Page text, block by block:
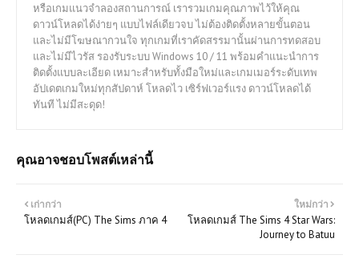
หรือเกมแนวจำลองสถานการณ์ เรารวมเกมคุณภาพไว้ให้คุณ
ดาวน์โหลดได้ง่ายๆ แบบไฟล์เดียวจบ ไม่ต้องติดตั้งหลายขั้นตอน
และไม่มีโฆษณากวนใจ ทุกเกมที่เราคัดสรรมานั้นผ่านการทดสอบ
และไม่มีไวรัส รองรับระบบ Windows 10 / 11 พร้อมคำแนะนำการ
ติดตั้งแบบละเอียด เหมาะสำหรับทั้งมือใหม่และเกมเมอร์ระดับเทพ
อัปเดตเกมใหม่ทุกสัปดาห์ โหลดไว เซิร์ฟเวอร์แรง ดาวน์โหลดได้
ทันที ไม่มีสะดุด!
คุณอาจชอบโพสต์เหล่านี้
ใหม่กว่า
โหลดเกมส์ The Sims 4 Star Wars:
Journey to Batuu
เก่ากว่า
โหลดเกมส์(PC) The Sims ภาค 4